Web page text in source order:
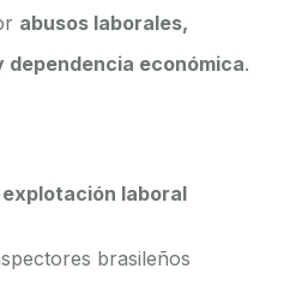
abusos laborales,
dependencia económica.
laboral
brasileños